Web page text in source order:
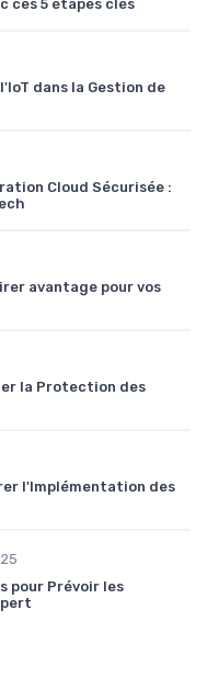
ces 5 étapes clés
dans la Gestion de
Cloud Sécurisée :
avantage pour vos
la Protection des
l'Implémentation des
pour Prévoir les